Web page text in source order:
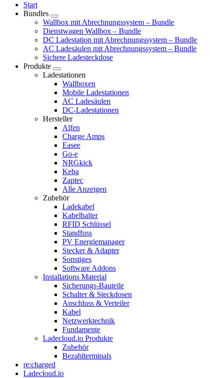
Start
Bundles
Wallbox mit Abrechnungssystem – Bundle
Dienstwagen Wallbox – Bundle
DC Ladestation mit Abrechnungssystem – Bundle
AC Ladesäulen mit Abrechnungssystem – Bundle
Sichere Ladesteckdose
Produkte
Ladestationen
Wallboxen
Mobile Ladestationen
AC Ladesäulen
DC-Ladestationen
Hersteller
Alfen
Charge Amps
Easee
Go-e
NRGkick
Keba
Zaptec
Alle Anzeigen
Zubehör
Ladekabel
Kabelhalter
RFID Schlüssel
Standfuss
PV Energiemanager
Stecker & Adapter
Sonstiges
Software Addons
Installations Material
Sicherungs-Bauteile
Schalter & Steckdosen
Anschluss & Verteiler
Kabel
Netzwerktechnik
Fundamente
Ladecloud.io Produkte
Zubehör
Bezahlterminals
re:charged
Ladecloud.io